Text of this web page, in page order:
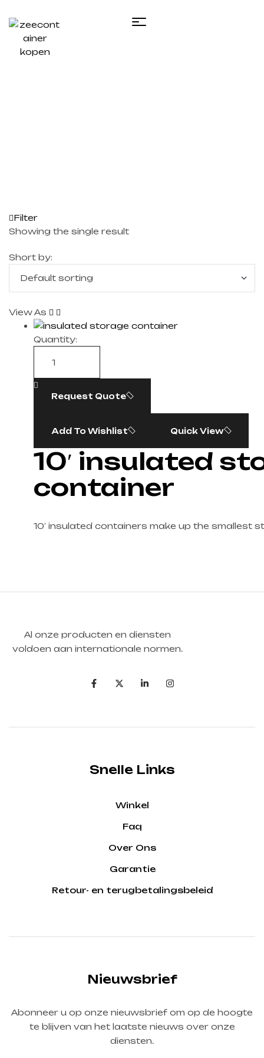
Filter
Showing the single result
Short by:
View As
Quantity:
Request Quote
Add To Wishlist Quick View
10′ insulated
container
10′ insulated containers make up the smallest
Al onze producten en diensten
voldoen aan internationale normen.
Snelle Links
Winkel
Faq
Over Ons
Garantie
Retour- en terugbetalingsbeleid
Nieuwsbrief
Abonneer u op onze nieuwsbrief om op de hoogte
te blijven van het laatste nieuws over onze
diensten.